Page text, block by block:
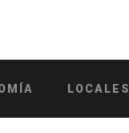
LOCALES